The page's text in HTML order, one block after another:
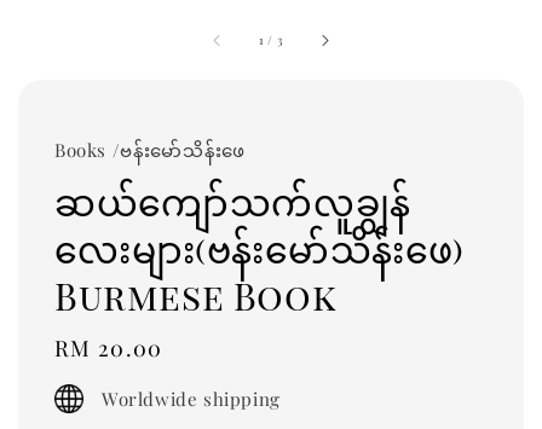
1 / 3
Books /ဗန်းမော်သိန်းဖေ
ဆယ်ကျော်သက်လူချွန်
လေးများ(ဗန်းမော်သိန်းဖေ)
Burmese Book
Regular
price
RM 20.00
Worldwide shipping